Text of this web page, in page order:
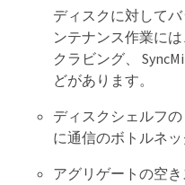
ディスクに対して
ンテナンス作業に
クラビング、
どがあります。
ディスクシェルフの
に通信のボトルネッ
アグリゲートの空